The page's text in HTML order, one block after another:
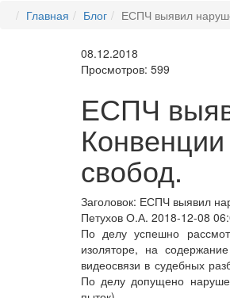
Главная Блог ЕСПЧ выявил
08.12.2018
Просмотров: 599
ЕСПЧ
свобод.
Заголовок: ЕСПЧ выявил
Петухов О.А. 2018-12-08
По делу успешно
изоляторе, на
видеосвязи в судебных
По делу допущено